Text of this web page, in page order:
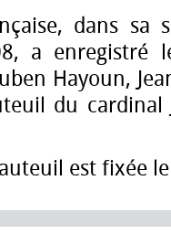
dans
a enregistré
Hayoun,
du cardinal
est fixée